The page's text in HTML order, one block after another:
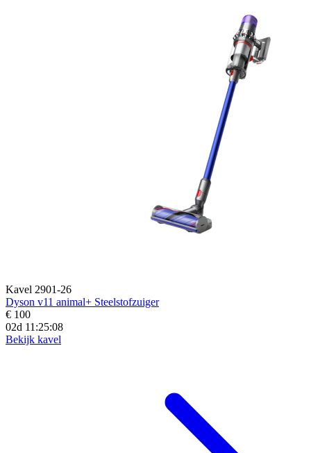
Kavel 2901-26
Dyson v11 animal+ Steelstofzuiger
€ 100
02d 11:25:06
Bekijk kavel